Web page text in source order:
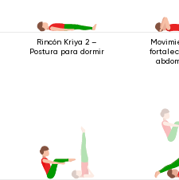
Rincón Kriya 2 –
Postura para dormir